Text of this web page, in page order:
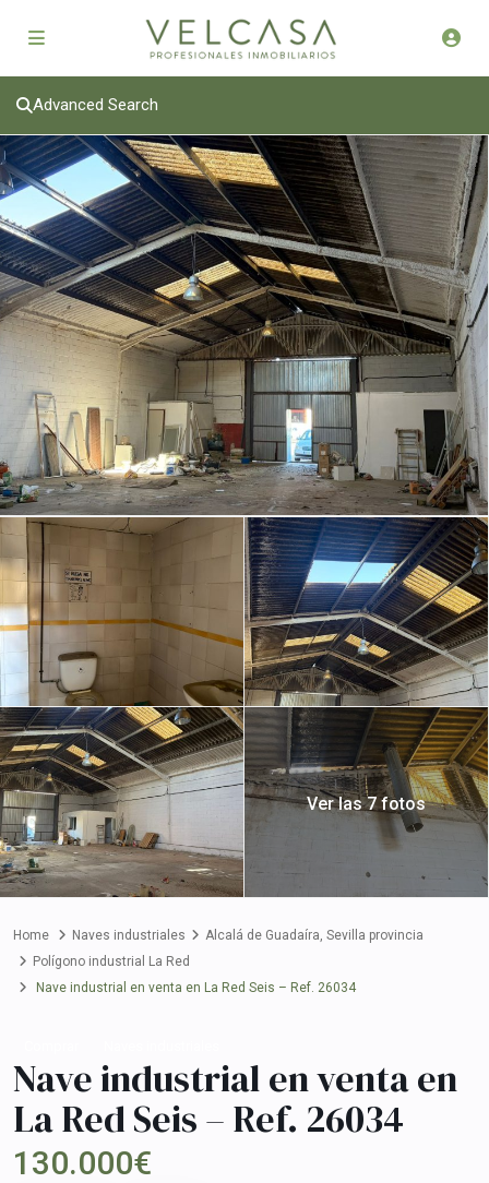
Advanced Search
Ver las 7 fotos
Home Naves industriales Alcalá de Guadaíra, Sevilla provincia
Polígono industrial La Red
Nave industrial en venta en La Red Seis – Ref. 26034
Nave industrial en venta en
La Red Seis – Ref. 26034
130.000€